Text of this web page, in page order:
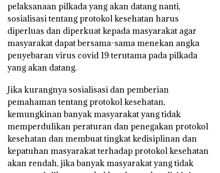
pelaksanaan pilkada yang akan datang nanti,
sosialisasi tentang protokol kesehatan harus
diperluas dan diperkuat kepada masyarakat agar
masyarakat dapat bersama-sama menekan angka
penyebaran virus covid 19 terutama pada pilkada
yang akan datang.
Jika kurangnya sosialisasi dan pemberian
pemahaman tentang protokol kesehatan,
kemungkinan banyak masyarakat yang tidak
memperdulikan peraturan dan penegakan protokol
kesehatan dan membuat tingkat kedisiplinan dan
kepatuhan masyarakat terhadap protokol kesehatan
akan rendah, jika banyak masyarakat yang tidak